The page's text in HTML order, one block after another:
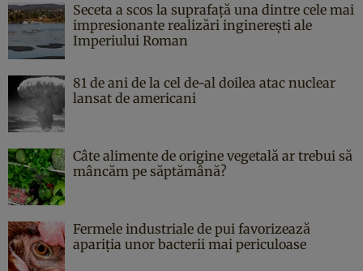
Seceta a scos la suprafață una dintre cele mai
impresionante realizări inginerești ale
Imperiului Roman
81 de ani de la cel de-al doilea atac nuclear
lansat de americani
Câte alimente de origine vegetală ar trebui să
mâncăm pe săptămână?
Fermele industriale de pui favorizează
apariția unor bacterii mai periculoase